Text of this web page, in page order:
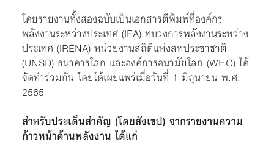
โดยรายงานทั้งสองฉบับเป็นเอกสารตีพิมพ์ที่องค์กร
พลังงานระหว่างประเทศ (IEA) ทบวงการพลังงานระหว่าง
ประเทศ (IRENA) หน่วยงานสถิติแห่งสหประชาชาติ
(UNSD) ธนาคารโลก และองค์การอนามัยโลก (WHO) ได้
จัดทำร่วมกัน โดยได้เผยแพร่เมื่อวันที่ 1 มิถุนายน พ.ศ.
2565
สำหรับประเด็นสำคัญ (โดยสังเขป) จากรายงานความ
ก้าวหน้าด้านพลังงาน ได้แก่